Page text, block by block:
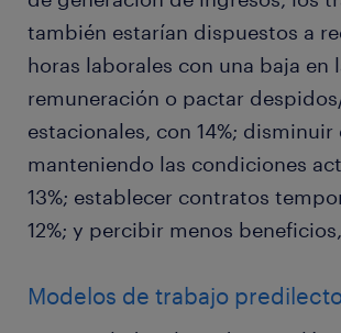
también estarían dispuestos a
horas laborales con una baja en
remuneración o pactar
estacionales, con 14%; disminuir
manteniendo las condiciones
13%; establecer contratos
12%; y percibir menos
Modelos de trabajo